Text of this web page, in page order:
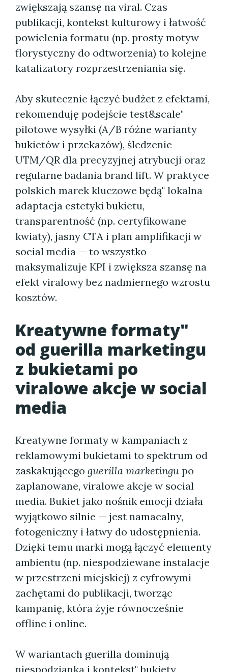
zwiększają szansę na viral. Czas
publikacji, kontekst kulturowy i łatwość
powielenia formatu (np. prosty motyw
florystyczny do odtworzenia) to kolejne
katalizatory rozprzestrzeniania się.
Aby skutecznie łączyć budżet z efektami,
rekomenduję podejście test&scale"
pilotowe wysyłki (A/B różne warianty
bukietów i przekazów), śledzenie
UTM/QR dla precyzyjnej atrybucji oraz
regularne badania brand lift. W praktyce
polskich marek kluczowe będą" lokalna
adaptacja estetyki bukietu,
transparentność (np. certyfikowane
kwiaty), jasny CTA i plan amplifikacji w
social media — to wszystko
maksymalizuje KPI i zwiększa szansę na
efekt viralowy bez nadmiernego wzrostu
kosztów.
Kreatywne formaty"
od guerilla marketingu
z bukietami po
viralowe akcje w social
media
Kreatywne formaty w kampaniach z
reklamowymi bukietami to spektrum od
zaskakującego guerilla marketingu po
zaplanowane, viralowe akcje w social
media. Bukiet jako nośnik emocji działa
wyjątkowo silnie — jest namacalny,
fotogeniczny i łatwy do udostępnienia.
Dzięki temu marki mogą łączyć elementy
ambientu (np. niespodziewane instalacje
w przestrzeni miejskiej) z cyfrowymi
zachętami do publikacji, tworząc
kampanię, która żyje równocześnie
offline i online.
W wariantach guerilla dominują
niespodzianka i kontekst" bukiety